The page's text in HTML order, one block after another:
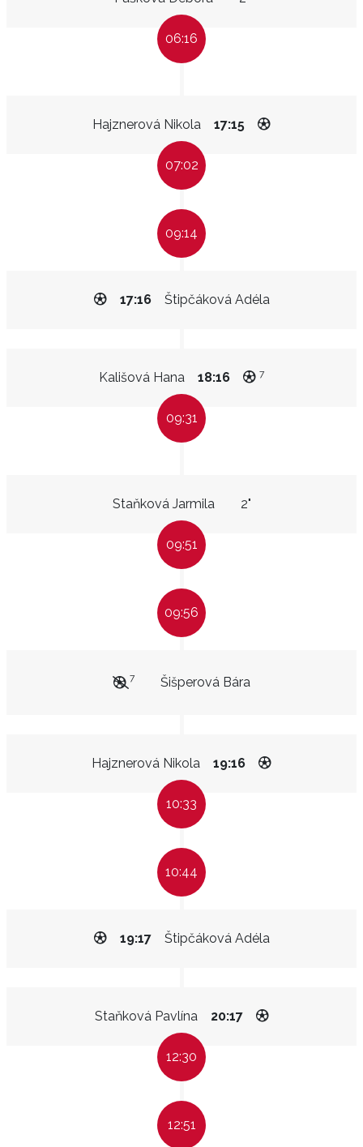
06:16
Hajznerová Nikola 17:15
07:02
09:14
Štipčáková Adéla
17:16
Kališová Hana 18:16 7
09:31
Staňková Jarmila 2"
09:51
09:56
Šišperová Bára
7
Hajznerová Nikola 19:16
10:33
10:44
Štipčáková Adéla
19:17
Staňková Pavlína 20:17
12:30
12:51